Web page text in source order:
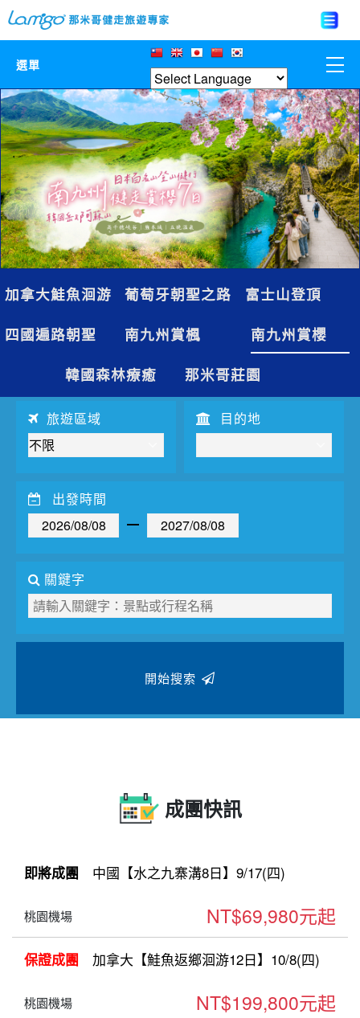
選單
那米哥莊園
中國
日本
亞洲韓國
歐美紐澳
台灣
自由行
加拿大鮭魚洄游 葡萄牙朝聖之路
富士山登頂
四國遍路朝聖
南九州賞楓
南九州賞櫻
韓國森林療癒
那米哥莊園
旅遊區域 目的地
出發時間
關鍵字
開始搜索
成團快訊
即將成團 中國【水之九寨溝8日】9/17(四)
桃園機場 NT$69,980元起
保證成團 加拿大【鮭魚返鄉洄游12日】10/8(四)
桃園機場 NT$199,800元起